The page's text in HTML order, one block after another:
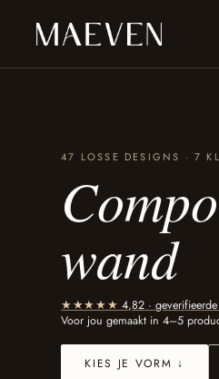
47 LOSSE DESIGNS · 7
wand
★★★★★ 4,82 ·
Voor jou gemaakt in 4–5
KIES JE VORM ↓